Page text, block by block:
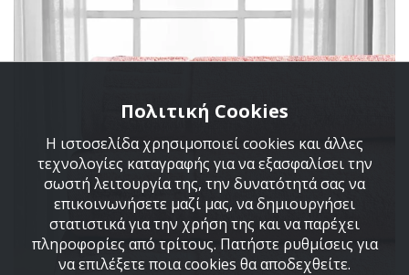
Πολιτική Cookies
Η ιστοσελίδα χρησιμοποιεί cookies και άλλες
τεχνολογίες καταγραφής για να εξασφαλίσει την
σωστή λειτουργία της, την δυνατότητά σας να
επικοινωνήσετε μαζί μας, να δημιουργήσει
στατιστικά για την χρήση της και να παρέχει
πληροφορίες από τρίτους. Πατήστε ρυθμίσεις για
να επιλέξετε ποια cookies θα αποδεχθείτε.